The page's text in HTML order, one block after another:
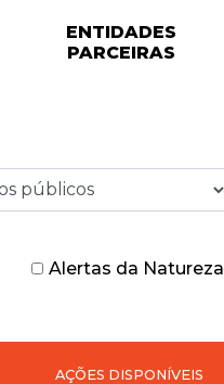
ENTIDADES
PARCEIRAS
Alertas da Natureza
AÇÕES DISPONÍVEIS